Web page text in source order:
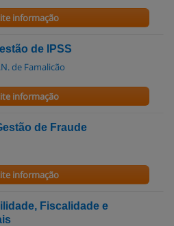
informação
de IPSS
de Famalicão
informação
de Fraude
informação
Fiscalidade e